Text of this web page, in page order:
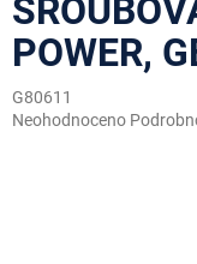
POWER,
G80611
Průměrné
Neohodnoceno